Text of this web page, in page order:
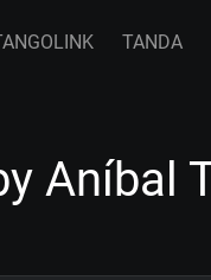
TANDA
Aníbal